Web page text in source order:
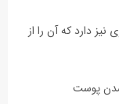
دارد که آن را از
پوست